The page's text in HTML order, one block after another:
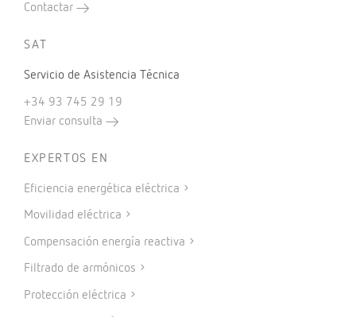
Contactar
SAT
Servicio de Asistencia Técnica
+34 93 745 29 19
Enviar consulta
EXPERTOS EN
Eficiencia energética eléctrica
Movilidad eléctrica
Compensación energía reactiva
Filtrado de armónicos
Protección eléctrica